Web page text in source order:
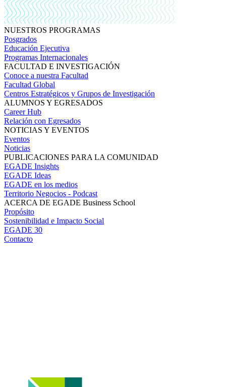
NUESTROS PROGRAMAS
Posgrados
Educación Ejecutiva
Programas Internacionales
FACULTAD E INVESTIGACIÓN
Conoce a nuestra Facultad
Facultad Global
Centros Estratégicos y Grupos de Investigación
ALUMNOS Y EGRESADOS
Career Hub
Relación con Egresados
NOTICIAS Y EVENTOS
Eventos
Noticias
PUBLICACIONES PARA LA COMUNIDAD
EGADE Insights
EGADE Ideas
EGADE en los medios
Territorio Negocios - Podcast
ACERCA DE EGADE Business School
Propósito
Sostenibilidad e Impacto Social
EGADE 30
Contacto